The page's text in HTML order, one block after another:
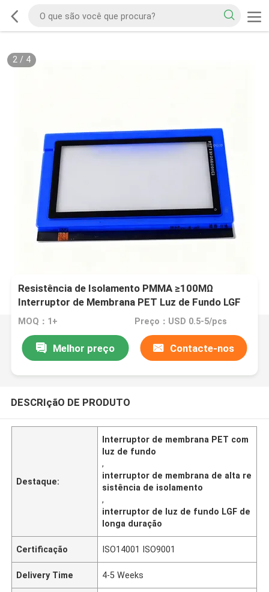
2/ 4
Resistência de Isolamento PMMA ≥100MΩ
Interruptor de Membrana PET Luz de Fundo LGF
para Desempenho Duradouro
MOQ：1+ Preço：USD 0.5-5/pcs
Melhor preço Contacte-nos
DESCRIçãO DE PRODUTO
Destaque:
Interruptor de membrana PET com
luz de fundo
,
interruptor de membrana de alta re
sistência de isolamento
,
interruptor de luz de fundo LGF de
longa duração
Certificação ISO14001 ISO9001
Delivery Time 4-5 Weeks